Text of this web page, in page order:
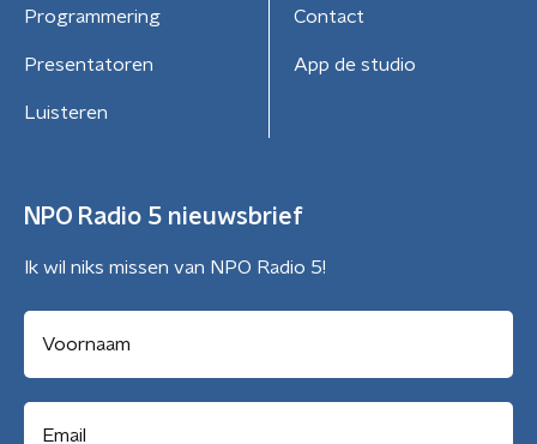
Programmering
Presentatoren
Luisteren
Contact
App de studio
NPO Radio 5 nieuwsbrief
Ik wil niks missen van NPO Radio 5!